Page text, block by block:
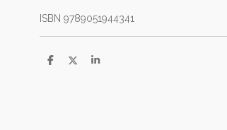
ISBN 9789051944341
D
D
S